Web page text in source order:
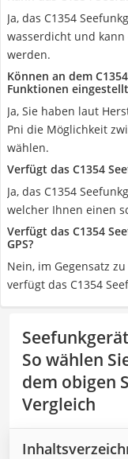
Ja, das C1354
wasserdicht und
werden.
Können an dem
Funktionen
Ja, Sie haben laut
Pni die Möglichkeit
wählen.
Verfügt das C1354
Ja, das C1354
welcher Ihnen einen
Verfügt das C1354
GPS?
Nein, im Gegensatz
verfügt das C1354
So wählen
dem obigen
Vergleich